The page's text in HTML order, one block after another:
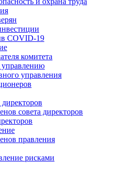
COVID‑19
комитета
управлению
управления
директоров
совета директоров
правления
рисками